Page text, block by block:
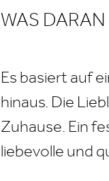
WAS
Es basiert auf
hinaus. Die
Zuhause. Ein
liebevolle und